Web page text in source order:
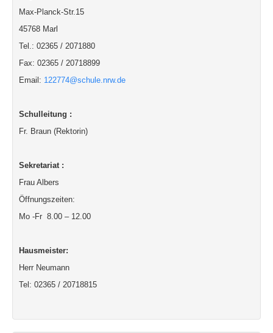
Max-Planck-Str.15
45768 Marl
Tel.: 02365 / 2071880
Fax: 02365 / 20718899
Email: 122774@schule.nrw.de
Schulleitung :
Fr. Braun (Rektorin)
Sekretariat :
Frau Albers
Öffnungszeiten:
Mo -Fr 8.00 – 12.00
Hausmeister:
Herr Neumann
Tel: 02365 / 20718815